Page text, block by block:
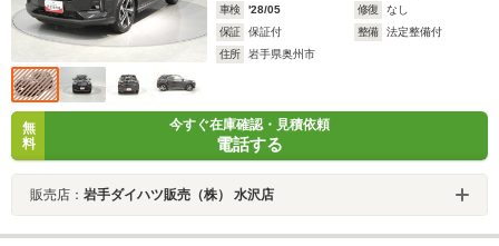
車検
'28/05 修復
なし
保証
保証付 整備
法定整備付
住所
岩手県奥州市
無
料
今すぐ在庫確認・見積依頼
電話する
販売店： 岩手ダイハツ販売（株） 水沢店